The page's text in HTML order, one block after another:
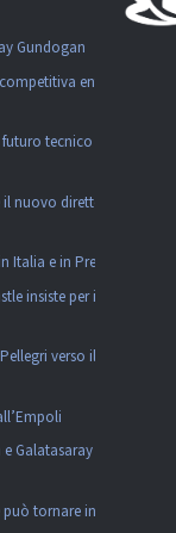
Gundogan
entro
tecnico dei
nuovo direttore
e in Premier
insiste per il
verso il
Galatasaray
tornare in Italia